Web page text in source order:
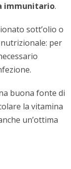
immunitario.
sott’olio o
per
buona fonte di
la vitamina
un’ottima